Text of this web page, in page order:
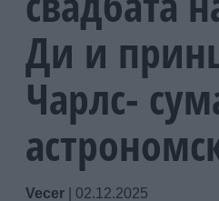
Ди и
Чарлс-
Vecer 02.12.2025